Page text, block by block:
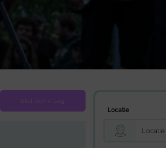
Stel een vraag
Locatie